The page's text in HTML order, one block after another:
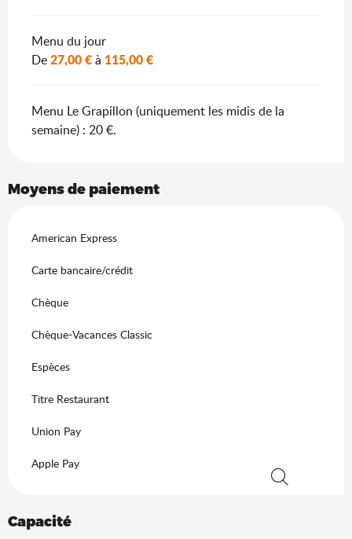
Menu du jour
De27,00 €à 115,00 €
Menu Le Grapillon (uniquement les midis de la
semaine) : 20 €.
Moyens de paiement
American Express
Carte bancaire/crédit
Chèque
Chèque-Vacances Classic
Espèces
Titre Restaurant
Union Pay
Apple Pay
Capacité